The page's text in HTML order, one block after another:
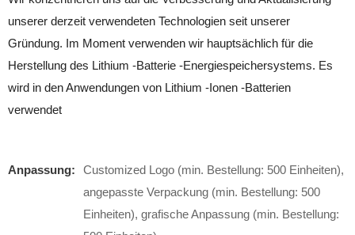
unserer derzeit verwendeten Technologien seit unserer
Gründung. Im Moment verwenden wir hauptsächlich für die
Herstellung des Lithium -Batterie -Energiespeichersystems. Es
wird in den Anwendungen von Lithium -Ionen -Batterien
verwendet
Anpassung:
Customized Logo (min. Bestellung: 500 Einheiten),
angepasste Verpackung (min. Bestellung: 500
Einheiten), grafische Anpassung (min. Bestellung: